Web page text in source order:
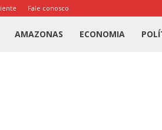
Fale conosco
AMAZONAS ECONOMIA